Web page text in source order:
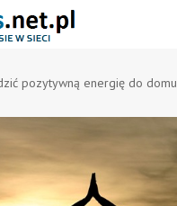
pozytywną energię do domu